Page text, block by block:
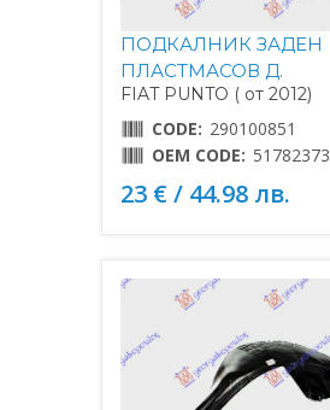
ПОДКАЛНИК ЗАДЕН
ПЛАСТМАСОВ Д.
FIAT PUNTO ( от 2012)
CODE: 290100851
OEM CODE: 51782373
23 € / 44.98 лв.